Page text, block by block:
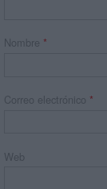
Nombre *
Correo electrónico *
Web